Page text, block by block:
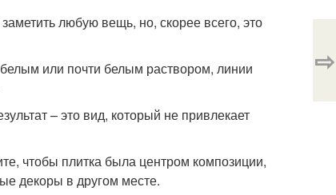
любую вещь, но, скорее всего, это
или почти белым раствором, линии
– это вид, который не привлекает
чтобы плитка была центром композиции,
декоры в другом месте.
⇨